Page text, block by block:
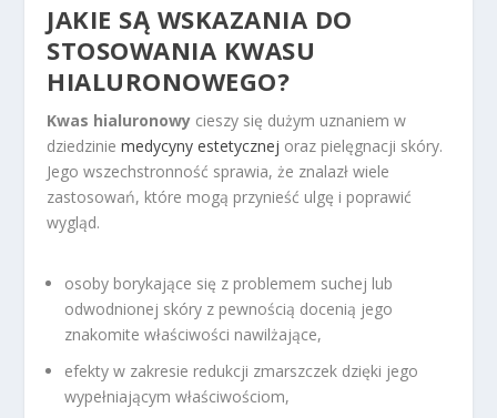
JAKIE SĄ WSKAZANIA DO
STOSOWANIA KWASU
HIALURONOWEGO?
Kwas hialuronowy cieszy się dużym uznaniem w
dziedziniemedycyny estetycznej oraz pielęgnacji skóry.
Jego wszechstronność sprawia, że znalazł wiele
zastosowań, które mogą przynieść ulgę i poprawić
wygląd.
osoby borykające się z problemem suchej lub
odwodnionej skóry z pewnością docenią jego
znakomite właściwości nawilżające,
efekty w zakresie redukcji zmarszczek dzięki jego
wypełniającym właściwościom,